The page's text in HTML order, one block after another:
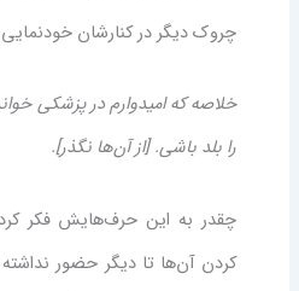
چروک دیگر در کنارشان
خلاصه که امیدوارم در پزشکی
را بلد باشی. [از آن‌ها نگذر].
چقدر به این حرف‌هایش فکر
کردن آن‌ها تا دیگر حضور